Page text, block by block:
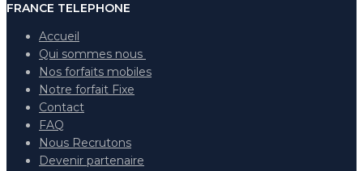
FRANCE TELEPHONE
Accueil
Qui sommes nous
Nos forfaits mobiles
Notre forfait Fixe
Contact
FAQ
Nous Recrutons
Devenir partenaire